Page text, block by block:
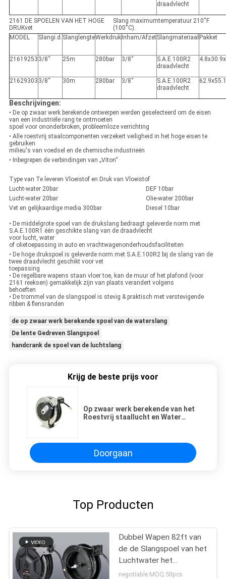
draadvlecht
2161 DE SPOELEN VAN HET HOGE
DRUKvet
Slang maximumtemperatuur 210˚F
(100˚C).
MODEL
Slangi.d. SlanglengteWerkdruk Inham/AfzetSlangmateriaal Pakket
21619253 3/8“ 25m 280bar 3/8“
S.A.E.100R2
draadvlecht
21629303 3/8“ 30m 280bar 3/8“
S.A.E.100R2
draadvlecht
Beschrijvingen:
• De op zwaar werk berekende ontwerpen werden geselecteerd om de eisen
van een industriële rang te ontmoeten
spoel voor ononderbroken, probleemloze verrichting
• Alle roestvrij staalcomponenten verzekert veiligheid in het hoge eisen te
gebruiken
milieu's van voedsel en de chemische industrieën
• Inbegrepen de verbindingen van „Viton“
Type van Te leveren Vloeistof en Druk van Vloeistof
Lucht-water 20bar
DEF 10bar
Lucht-water 20bar
Olie-water 200bar
Vet en gelijkaardige media 300bar
Diesel 10bar
• De middelgrote spoel van de drukslang bedraagt geleverde norm met
S.A.E.100R1 één geschikte slang van de draadvlecht
voor lucht, water
of olietoepassing in auto en vrachtwagenonderhoudsfaciliteiten
• De hoge drukspoel is geleverde norm met S.A.E.100R2 bij de slang van de
twee draadvlecht geschikt voor vet
toepassing
• De regelbare wapens staan vloer toe, kan de muur of het plafond (voor
2161 reeksen) gemakkelijk zijn van plaats verandert volgens
behoeften
• De trommel van de slangspoel is stevig & praktisch met verstevigende
ribben & flensranden
de op zwaar werk berekende spoel van de waterslang
De lente Gedreven Slangspoel
handcrank de spoel van de luchtslang
Krijg de beste prijs voor
Op zwaar werk berekende van het
Roestvrij staallucht en Water
Doorgaan
Top Producten
Dubbel Wapen 82ft van
de de Slangspoel van het
Luchtwater het
Langzame Intrekken
negotiable MOQ:50pcs